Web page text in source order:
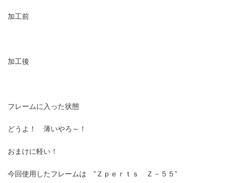
加工前
加工後
フレームに入った状態
どうよ！ 薄いやろ～！
おまけに軽い！
今回使用したフレームは ”Ｚｐｅｒｔｓ Ｚ－５５”